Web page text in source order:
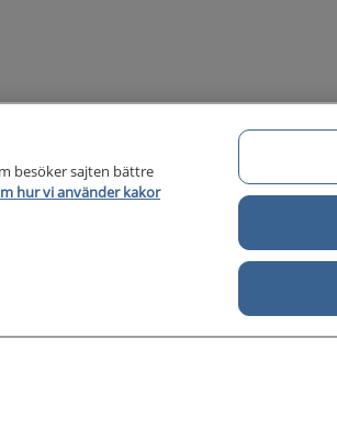
besöker sajten bättre
hur vi använder kakor